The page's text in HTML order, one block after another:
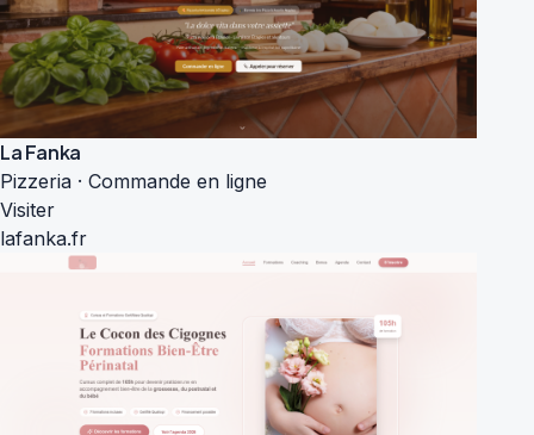
La Fanka
Pizzeria · Commande en ligne
Visiter
lafanka.fr